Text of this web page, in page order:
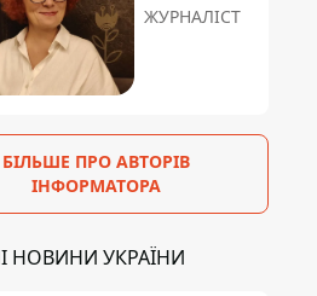
ЖУРНАЛІСТ
БІЛЬШЕ ПРО АВТОРІВ
ІНФОРМАТОРА
НОВИНИ УКРАЇНИ